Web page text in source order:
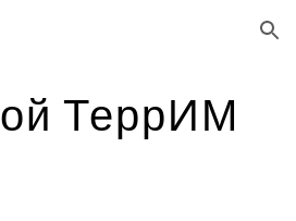
Skip to navigation
ТеррИМ